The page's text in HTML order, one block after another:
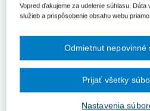
podali obaja obžalovaní odvolanie,
(ďalej aj „krajský súd“) uznesením z
spojení s rozhodnutím okresného
SR, ktorý o ňom rozhodol
príspevku.
Prípad pred okresným a
Po skončení vyšetrovania zo strany
Vopred ďakujeme za udelenie súhlasu.
služieb a prispôsobenie obsahu webu priamo
Nastavenia
Odmietnut nepovinné
Prijať všetky